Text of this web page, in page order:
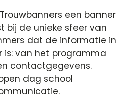
een banner
bij de unieke sfeer van
dat de informatie in
is: van het programma
contactgegevens.
dag school